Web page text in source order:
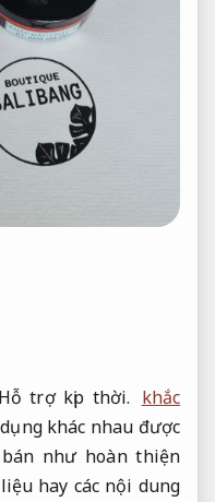
Hỗ trợ kịp thời. khắc
khác nhau được
như hoàn thiện
hay các nội dung